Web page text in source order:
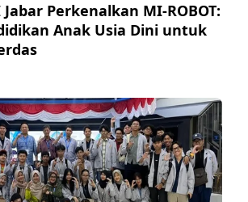
Jabar Perkenalkan MI-ROBOT:
Anak Usia Dini untuk